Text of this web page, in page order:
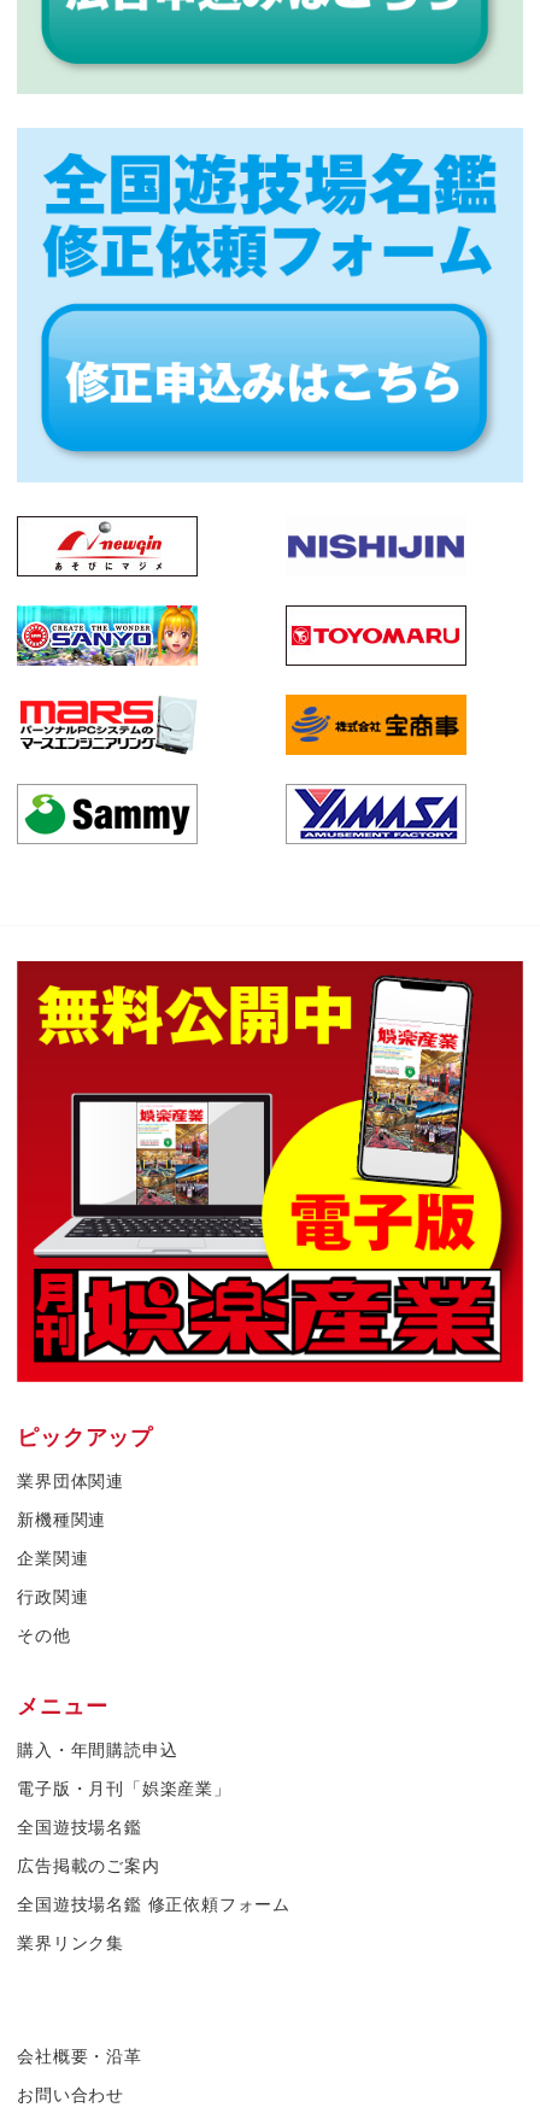
ピックアップ
業界団体関連
新機種関連
企業関連
行政関連
その他
メニュー
購入・年間購読申込
電子版・月刊「娯楽産業」
全国遊技場名鑑
広告掲載のご案内
全国遊技場名鑑 修正依頼フォーム
業界リンク集
会社概要・沿革
お問い合わせ